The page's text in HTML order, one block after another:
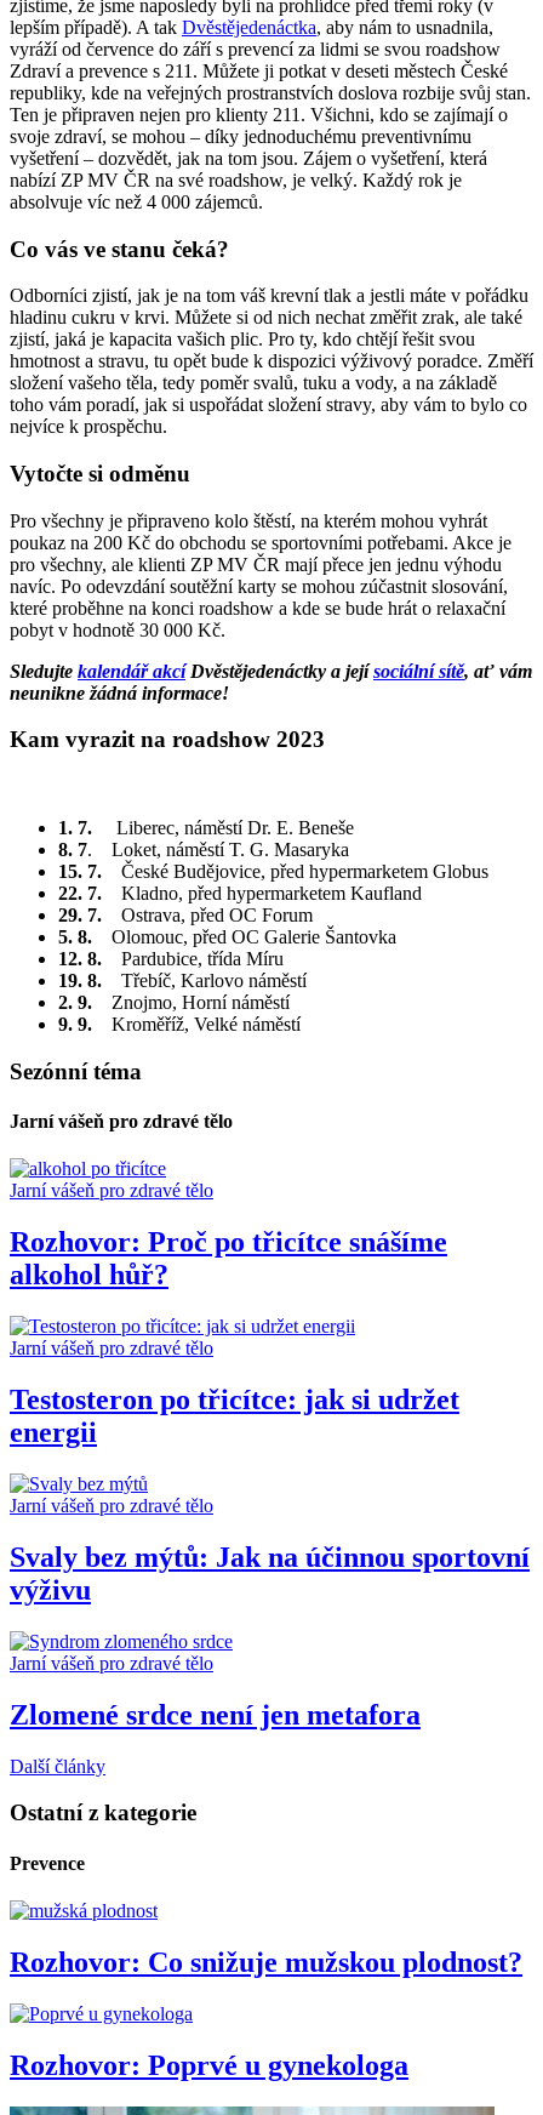
zjistíme, že jsme naposledy byli na prohlídce před třemi roky (v
lepším případě). A tak Dvěstějedenáctka, aby nám to usnadnila,
vyráží od července do září s prevencí za lidmi se svou roadshow
Zdraví a prevence s 211. Můžete ji potkat v deseti městech České
republiky, kde na veřejných prostranstvích doslova rozbije svůj stan.
Ten je připraven nejen pro klienty 211. Všichni, kdo se zajímají o
svoje zdraví, se mohou – díky jednoduchému preventivnímu
vyšetření – dozvědět, jak na tom jsou. Zájem o vyšetření, která
nabízí ZP MV ČR na své roadshow, je velký. Každý rok je
absolvuje víc než 4 000 zájemců.
Co vás ve stanu čeká?
Odborníci zjistí, jak je na tom váš krevní tlak a jestli máte v pořádku
hladinu cukru v krvi. Můžete si od nich nechat změřit zrak, ale také
zjistí, jaká je kapacita vašich plic. Pro ty, kdo chtějí řešit svou
hmotnost a stravu, tu opět bude k dispozici výživový poradce. Změří
složení vašeho těla, tedy poměr svalů, tuku a vody, a na základě
toho vám poradí, jak si uspořádat složení stravy, aby vám to bylo co
nejvíce k prospěchu.
Vytočte si odměnu
Pro všechny je připraveno kolo štěstí, na kterém mohou vyhrát
poukaz na 200 Kč do obchodu se sportovními potřebami. Akce je
pro všechny, ale klienti ZP MV ČR mají přece jen jednu výhodu
navíc. Po odevzdání soutěžní karty se mohou zúčastnit slosování,
které proběhne na konci roadshow a kde se bude hrát o relaxační
pobyt v hodnotě 30 000 Kč.
Sledujte kalendář akcíDvěstějedenáctky a jejísociální sítě, ať vám
neunikne žádná informace!
Kam vyrazit na roadshow 2023
1. 7.
Liberec, náměstí Dr. E. Beneše
8. 7. Loket, náměstí T. G. Masaryka
15. 7.
České Budějovice, před hypermarketem Globus
22. 7. Kladno, před hypermarketem Kaufland
29. 7. Ostrava, před OC Forum
5. 8.
Olomouc, před OC Galerie Šantovka
12. 8.
Pardubice, třída Míru
19. 8.
Třebíč, Karlovo náměstí
2. 9. Znojmo, Horní náměstí
9. 9.
Kroměříž, Velké náměstí
Sezónní téma
Jarní vášeň pro zdravé tělo
Jarní vášeň pro zdravé tělo
Rozhovor: Proč po třicítce snášíme
alkohol hůř?
Jarní vášeň pro zdravé tělo
Testosteron po třicítce: jak si udržet
energii
Jarní vášeň pro zdravé tělo
Svaly bez mýtů: Jak na účinnou sportovní
výživu
Jarní vášeň pro zdravé tělo
Zlomené srdce není jen metafora
Další články
Ostatní z kategorie
Prevence
Rozhovor: Co snižuje mužskou plodnost?
Rozhovor: Poprvé u gynekologa